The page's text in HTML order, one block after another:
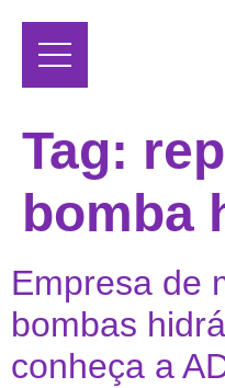
Tag:
bomba
Empresa de
bombas
conheça a